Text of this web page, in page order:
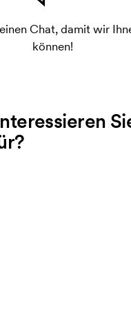
Chat, damit wir
können!